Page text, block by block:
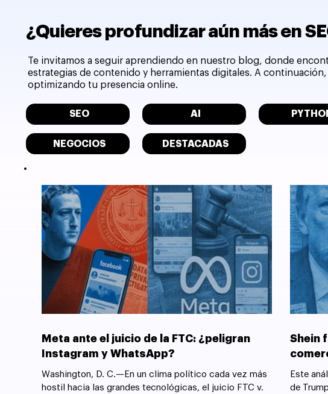
¿Quieres profundizar aún más en
Te invitamos a seguir aprendiendo en nuestro blog, donde
estrategias de contenido y herramientas digitales. A
optimizando tu presencia online.
SEO AI
NEGOCIOS DESTACADAS
Meta ante el juicio de la FTC: ¿peligran
Instagram y WhatsApp?
Washington, D. C.—En un clima político cada vez más
hostil hacia las grandes tecnológicas, el juicio FTC v.
Shein
Este
de